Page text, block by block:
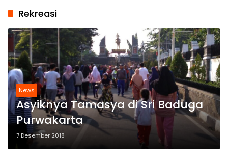
Rekreasi
News
Asyiknya Tamasya di Sri Baduga
Purwakarta
7 Desember 2018